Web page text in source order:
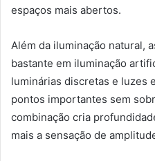
espaços mais abertos.
Além da iluminação natural,
bastante em iluminação
luminárias discretas e luzes
pontos importantes sem
combinação cria
mais a sensação de